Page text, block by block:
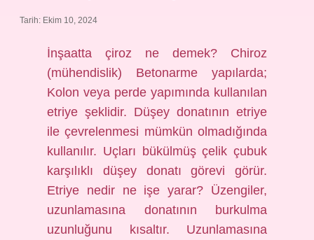
Tarih: Ekim 10, 2024
İnşaatta çiroz ne demek? Chiroz
(mühendislik) Betonarme yapılarda;
Kolon veya perde yapımında kullanılan
etriye şeklidir. Düşey donatının etriye
ile çevrelenmesi mümkün olmadığında
kullanılır. Uçları bükülmüş çelik çubuk
karşılıklı düşey donatı görevi görür.
Etriye nedir ne işe yarar? Üzengiler,
uzunlamasına donatının burkulma
uzunluğunu kısaltır. Uzunlamasına